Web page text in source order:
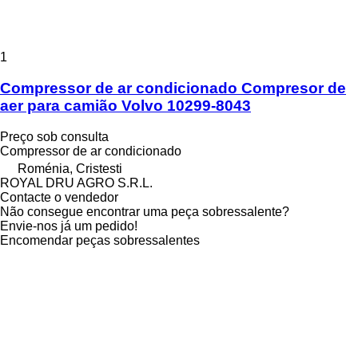
1
Compressor de ar condicionado Compresor de
aer para camião Volvo 10299-8043
Preço sob consulta
Compressor de ar condicionado
Roménia, Cristesti
ROYAL DRU AGRO S.R.L.
Contacte o vendedor
Não consegue encontrar uma peça sobressalente?
Envie-nos já um pedido!
Encomendar peças sobressalentes